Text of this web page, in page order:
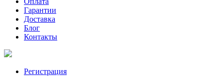
Гарантии
Доставка
Блог
Контакты
Регистрация